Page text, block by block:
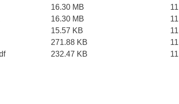
16.30 MB
16.30 MB
15.57 KB
271.88 KB
232.47 KB